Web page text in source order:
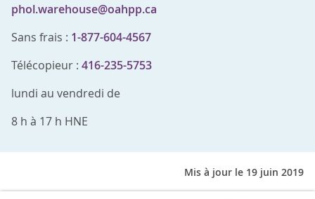
phol.warehouse@oahpp.ca
Sans frais : 1-877-604-4567
Télécopieur : 416-235-5753
lundi au vendredi de
8 h à 17 h HNE
Mis à jour le 19 juin 2019